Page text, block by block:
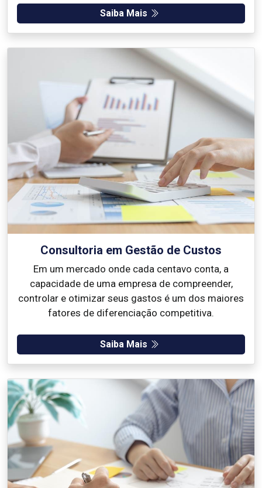
Saiba Mais
Consultoria em Gestão de Custos
Em um mercado onde cada centavo conta, a
capacidade de uma empresa de compreender,
controlar e otimizar seus gastos é um dos maiores
fatores de diferenciação competitiva.
Saiba Mais